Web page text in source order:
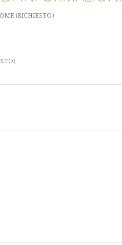
(RICHIESTO)